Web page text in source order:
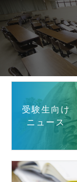
受験生向け
ニュース